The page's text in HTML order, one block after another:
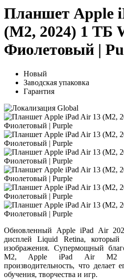
Планшет Apple
(M2, 2024) 1 ТБ
Фиолетовый |
Новый
Заводская упаковка
Гарантия
Обновленный Apple iPad Air
дисплей Liquid Retina,
изображения. Супермощный
M2, Apple iPad Air M2
производительность, что делает
обучения, творчества и игр.